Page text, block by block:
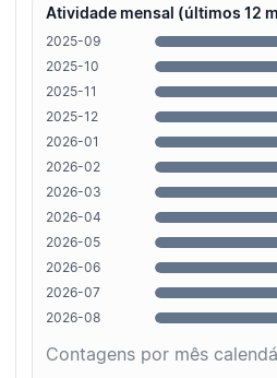
Atividade mensal (últimos 12
2025-09
2025-10
2025-11
2025-12
2026-01
2026-02
2026-03
2026-04
2026-05
2026-06
2026-07
2026-08
Contagens por mês